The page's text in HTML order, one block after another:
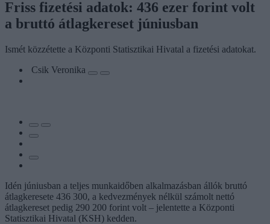
Friss fizetési adatok: 436 ezer forint volt
a bruttó átlagkereset júniusban
Ismét közzétette a Központi Statisztikai Hivatal a fizetési adatokat.
Csik Veronika
Idén júniusban a teljes munkaidőben alkalmazásban állók bruttó
átlagkeresete 436 300, a kedvezmények nélkül számolt nettó
átlagkereset pedig 290 200 forint volt – jelentette a Központi
Statisztikai Hivatal (KSH) kedden.